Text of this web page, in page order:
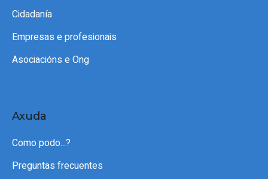
Cidadanía
Empresas e profesionais
Asociacións e Ong
Axuda
Como podo...?
Preguntas frecuentes